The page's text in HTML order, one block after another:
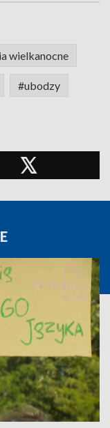
wielkanocne
#ubodzy